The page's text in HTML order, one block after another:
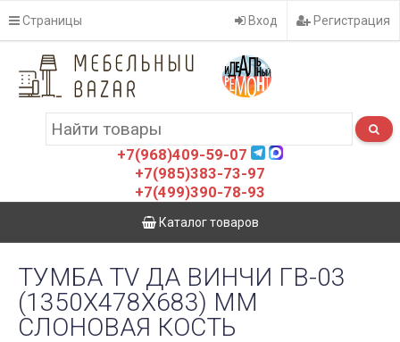
Страницы Вход Регистрация
+7(968)409-59-07
+7(985)383-73-97
+7(499)390-78-93
Каталог товаров
ТУМБА TV ДА ВИНЧИ ГВ-03
(1350Х478Х683) ММ
СЛОНОВАЯ КОСТЬ